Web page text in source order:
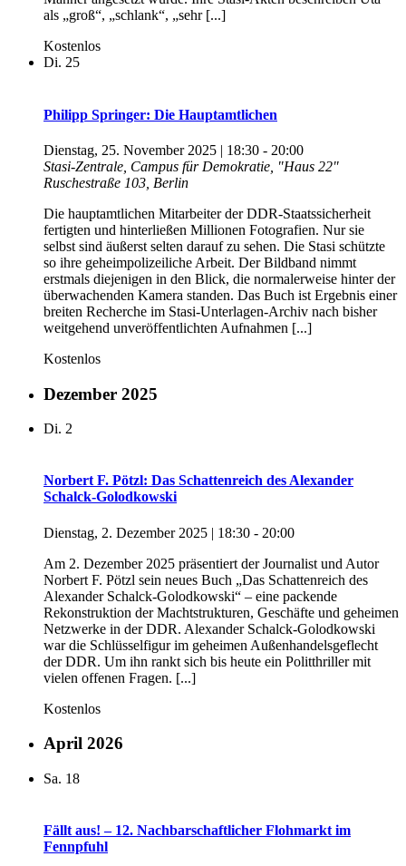
als „groß“, „schlank“, „sehr [...]
Kostenlos
Di. 25
Philipp Springer: Die Hauptamtlichen
Dienstag, 25. November 2025 | 18:30 - 20:00
Stasi-Zentrale, Campus für Demokratie, "Haus 22"
Ruschestraße 103, Berlin
Die hauptamtlichen Mitarbeiter der DDR-Staatssicherheit
fertigten und hinterließen Millionen Fotografien. Nur sie
selbst sind äußerst selten darauf zu sehen. Die Stasi schützte
so ihre geheimpolizeiliche Arbeit. Der Bildband nimmt
erstmals diejenigen in den Blick, die normalerweise hinter der
überwachenden Kamera standen. Das Buch ist Ergebnis einer
breiten Recherche im Stasi-Unterlagen-Archiv nach bisher
weitgehend unveröffentlichten Aufnahmen [...]
Kostenlos
Dezember 2025
Di. 2
Norbert F. Pötzl: Das Schattenreich des Alexander
Schalck-Golodkowski
Dienstag, 2. Dezember 2025 | 18:30 - 20:00
Am 2. Dezember 2025 präsentiert der Journalist und Autor
Norbert F. Pötzl sein neues Buch „Das Schattenreich des
Alexander Schalck-Golodkowski“ – eine packende
Rekonstruktion der Machtstrukturen, Geschäfte und geheimen
Netzwerke in der DDR. Alexander Schalck-Golodkowski
war die Schlüsselfigur im geheimen Außenhandelsgeflecht
der DDR. Um ihn rankt sich bis heute ein Politthriller mit
vielen offenen Fragen. [...]
Kostenlos
April 2026
Sa. 18
Fällt aus! – 12. Nachbarschaftlicher Flohmarkt im
Fennpfuhl